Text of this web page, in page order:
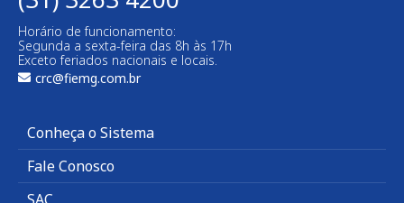
Horário de funcionamento:
Segunda a sexta-feira das 8h às 17h
Exceto feriados nacionais e locais.
crc@fiemg.com.br
Conheça o Sistema
Fale Conosco